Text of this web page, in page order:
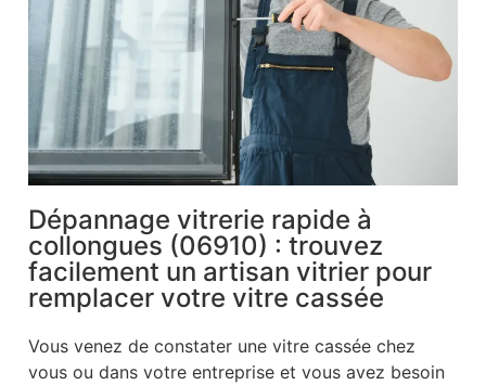
Dépannage vitrerie rapide à
collongues (06910) : trouvez
facilement un artisan vitrier pour
remplacer votre vitre cassée
Vous venez de constater une vitre cassée chez
vous ou dans votre entreprise et vous avez besoin